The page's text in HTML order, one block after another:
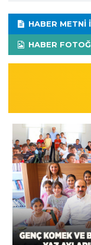
HABER METNI
HABER